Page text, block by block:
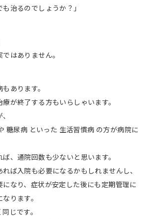
も治るのでしょうか？」
はありません。
あります。
が終了する方もいらしゃいます。
糖尿病 といった 生活習慣病 の方が病院に
、通院回数も少ないと思います。
ば入院も必要になるかもしれませんし、
なり、症状が安定した後にも定期管理に
ります。
じです。